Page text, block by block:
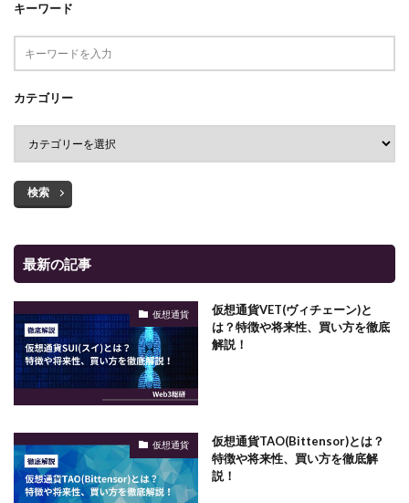
キーワード
カテゴリー
検索
最新の記事
仮想通貨
仮想通貨VET(ヴィチェーン)と
は？特徴や将来性、買い方を徹底
解説！
仮想通貨
仮想通貨TAO(Bittensor)とは？
特徴や将来性、買い方を徹底解
説！